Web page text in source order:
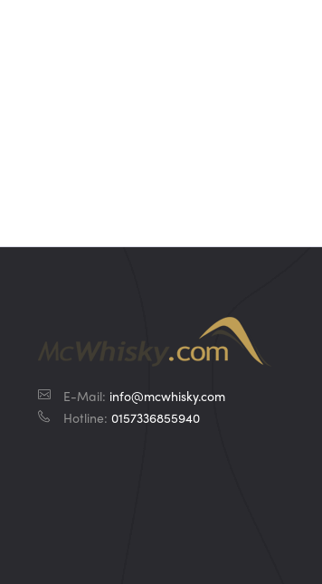
E-Mail: info@mcwhisky.com
Hotline: 0157336855940